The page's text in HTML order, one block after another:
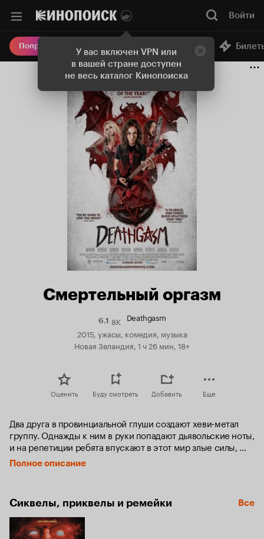
У вас включен VPN или
в вашей стране доступен
не весь каталог Кинопоиска
Войти
Попробовать Плюс Онлайн-кинотеатр
Смертельный оргазм
6.1Рейтинг
8K Deathgasm
2015, ужасы, комедия, музыка
Новая Зеландия, 1 ч 26 мин, 18+
Оценить Буду смотреть Добавить Еще
Два друга в провинциальной глуши создают хеви-метал
группу. Однажды к ним в руки попадают дьявольские ноты,
и на репетиции ребята впускают в этот мир злые силы,
которые обещают им славу и величие.
Полное описание
Сиквелы, приквелы и ремейки Все